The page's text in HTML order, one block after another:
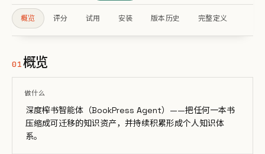
概览 评分 试用 安装 版本历史 完整定义
01概览
做什么
深度榨书智能体（BookPress Agent）——把任何一本书
压缩成可迁移的知识资产，并持续积累形成个人知识体
系。